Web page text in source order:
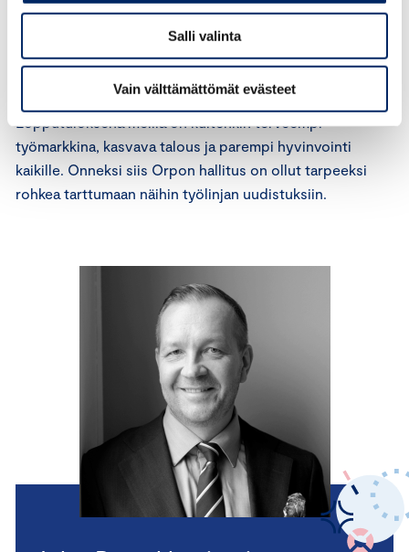
Salli valinta
Vain välttämättömät evästeet
Uudistukset on kuitenkin tehtävä, koska vääriä
kalliiksi. Toimeentulotukemme huolehtii viimesijaisena
sosiaaliturvana ihmisistä tällaisissa murrosvaiheessa.
Lopputuloksena meillä on kuitenkin terveempi
työmarkkina, kasvava talous ja parempi hyvinvointi
kaikille. Onneksi siis Orpon hallitus on ollut tarpeeksi
rohkea tarttumaan näihin työlinjan uudistuksiin.